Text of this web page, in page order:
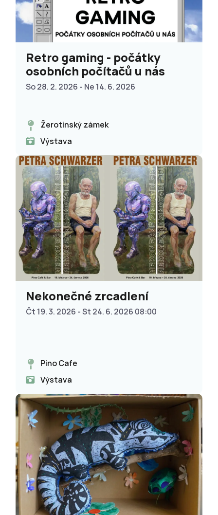
Retro gaming - počátky
osobních počítačů u nás
So 28. 2. 2026 - Ne 14. 6. 2026
Žerotínský zámek
Výstava
Nekonečné zrcadlení
Čt 19. 3. 2026 - St 24. 6. 2026 08:00
Pino Cafe
Výstava